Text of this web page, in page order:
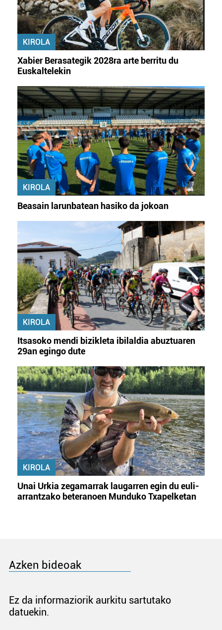
KIROLA
Xabier Berasategik 2028ra arte berritu du
Euskaltelekin
KIROLA
Beasain larunbatean hasiko da jokoan
KIROLA
Itsasoko mendi bizikleta ibilaldia abuztuaren
29an egingo dute
KIROLA
Unai Urkia zegamarrak laugarren egin du euli-
arrantzako beteranoen Munduko Txapelketan
Azken bideoak
Ez da informaziorik aurkitu sartutako
datuekin.